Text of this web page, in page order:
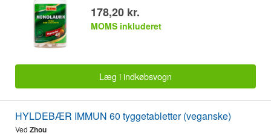
178,20 kr.
MOMS inkluderet
Læg i indkøbsvogn
HYLDEBÆR IMMUN 60 tyggetabletter (veganske)
Ved Zhou